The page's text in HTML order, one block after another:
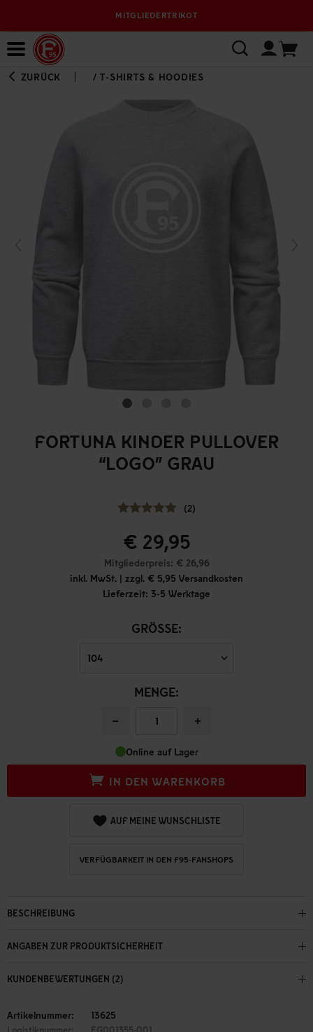
MITGLIEDERTRIKOT
ZURÜCK /T-SHIRTS & HOODIES
FORTUNA KINDER PULLOVER
“LOGO” GRAU
(2)
€ 29,95
Mitgliederpreis: € 26,96
inkl. MwSt. | zzgl. € 5,95 Versandkosten
Lieferzeit: 3-5 Werktage
GRÖSSE:
MENGE:
− +
Online auf Lager
IN DEN WARENKORB
AUF MEINE WUNSCHLISTE
VERFÜGBARKEIT IN DEN F95-FANSHOPS
BESCHREIBUNG
ANGABEN ZUR PRODUKTSICHERHEIT
KUNDENBEWERTUNGEN (2)
Artikelnummer: 13625